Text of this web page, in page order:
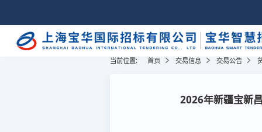
当前位置: 首页 交易信息 交易公告
2026年新疆宝新